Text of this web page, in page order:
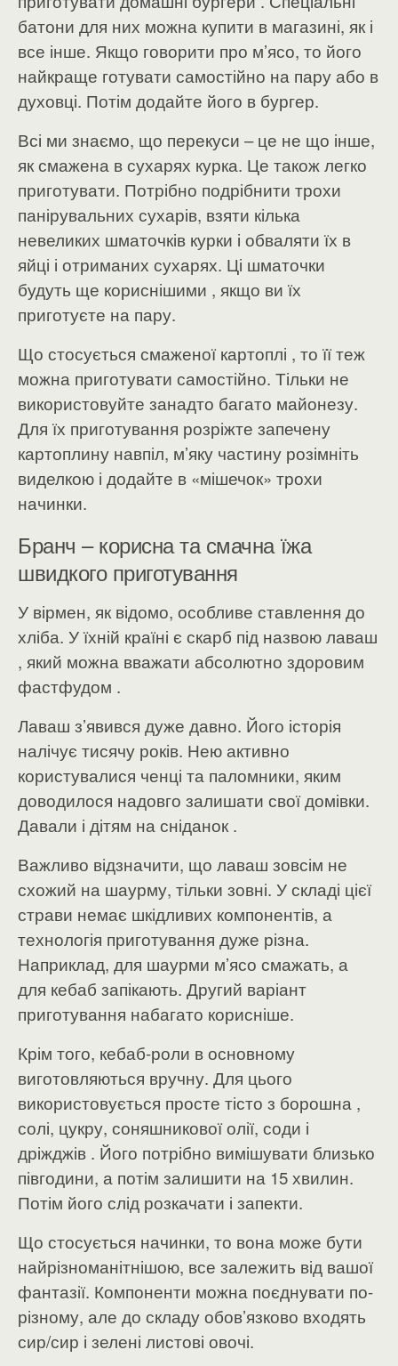
батони для них можна купити в магазині, як і
все інше. Якщо говорити про м’ясо, то його
найкраще готувати самостійно на пару або в
духовці. Потім додайте його в бургер.
Всі ми знаємо, що перекуси – це не що інше,
як смажена в сухарях курка. Це також легко
приготувати. Потрібно подрібнити трохи
панірувальних сухарів, взяти кілька
невеликих шматочків курки і обваляти їх в
яйці і отриманих сухарях. Ці шматочки
будуть ще кориснішими , якщо ви їх
приготуєте на пару.
Що стосується смаженої картоплі , то її теж
можна приготувати самостійно. Тільки не
використовуйте занадто багато майонезу.
Для їх приготування розріжте запечену
картоплину навпіл, м’яку частину розімніть
виделкою і додайте в «мішечок» трохи
начинки.
Бранч – корисна та смачна їжа
швидкого приготування
У вірмен, як відомо, особливе ставлення до
хліба. У їхній країні є скарб під назвою лаваш
, який можна вважати абсолютно здоровим
фастфудом .
Лаваш з’явився дуже давно. Його історія
налічує тисячу років. Нею активно
користувалися ченці та паломники, яким
доводилося надовго залишати свої домівки.
Давали і дітям на сніданок .
Важливо відзначити, що лаваш зовсім не
схожий на шаурму, тільки зовні. У складі цієї
страви немає шкідливих компонентів, а
технологія приготування дуже різна.
Наприклад, для шаурми м’ясо смажать, а
для кебаб запікають. Другий варіант
приготування набагато корисніше.
Крім того, кебаб-роли в основному
виготовляються вручну. Для цього
використовується просте тісто з борошна ,
солі, цукру, соняшникової олії, соди і
дріжджів . Його потрібно вимішувати близько
півгодини, а потім залишити на 15 хвилин.
Потім його слід розкачати і запекти.
Що стосується начинки, то вона може бути
найрізноманітнішою, все залежить від вашої
фантазії. Компоненти можна поєднувати по-
різному, але до складу обов’язково входять
сир/сир і зелені листові овочі.